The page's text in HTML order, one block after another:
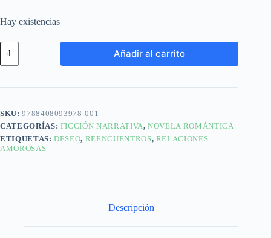
Hay existencias
Añadir al carrito
SKU:9788408093978-001
CATEGORÍAS: FICCIÓN NARRATIVA,NOVELA ROMÁNTICA
ETIQUETAS:DESEO, REENCUENTROS, RELACIONES
AMOROSAS
Descripción